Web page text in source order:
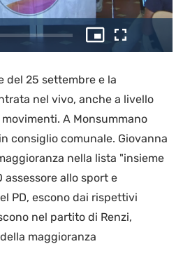
il
video
Picture-
in-
Schermo
intero
del 25 settembre e la
nel vivo, anche a livello
A Monsummano
consiglio comunale. Giovanna
nella lista "insieme
assessore allo sport e
PD, escono dai rispettivi
nel partito di Renzi,
maggioranza